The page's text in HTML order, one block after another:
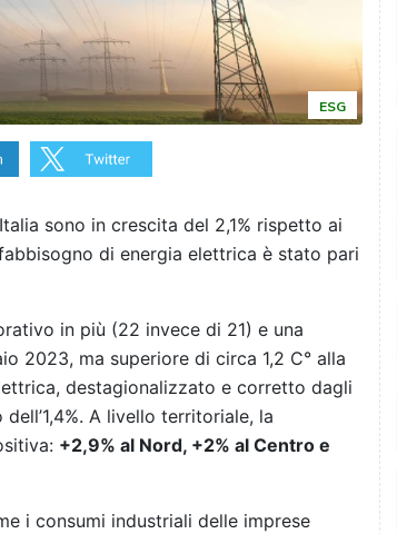
ESG
sono in crescita del 2,1% rispetto ai
di energia elettrica è stato pari
in più (22 invece di 21) e una
2023, ma superiore di circa 1,2 C° alla
destagionalizzato e corretto dagli
A livello territoriale, la
+2,9% al Nord, +2% al Centro e
i consumi industriali delle imprese